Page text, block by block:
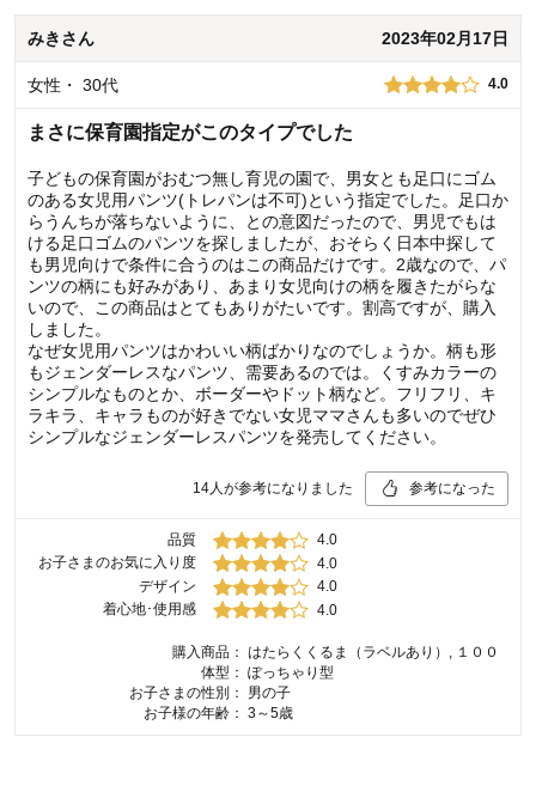
みきさん 2023年02月17日
女性 ・ 30代 4.0
まさに保育園指定がこのタイプでした
子どもの保育園がおむつ無し育児の園で、男女とも足口にゴム
のある女児用パンツ(トレパンは不可)という指定でした。足口か
らうんちが落ちないように、との意図だったので、男児でもは
ける足口ゴムのパンツを探しましたが、おそらく日本中探して
も男児向けで条件に合うのはこの商品だけです。2歳なので、パ
ンツの柄にも好みがあり、あまり女児向けの柄を履きたがらな
いので、この商品はとてもありがたいです。割高ですが、購入
しました。
なぜ女児用パンツはかわいい柄ばかりなのでしょうか。柄も形
もジェンダーレスなパンツ、需要あるのでは。くすみカラーの
シンプルなものとか、ボーダーやドット柄など。フリフリ、キ
ラキラ、キャラものが好きでない女児ママさんも多いのでぜひ
シンプルなジェンダーレスパンツを発売してください。
14人が参考になりました 参考になった
品質
4.0
お子さまのお気に入り度
4.0
デザイン
4.0
着心地･使用感
4.0
購入商品： はたらくくるま（ラベルあり）, １００
体型： ぽっちゃり型
お子さまの性別：
男の子
お子様の年齢： 3～5歳